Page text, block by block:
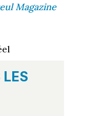
Magazine